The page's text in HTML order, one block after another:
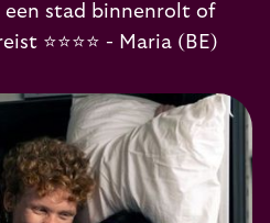
stad binnenrolt of
⭐️⭐️⭐️⭐️ - Maria (BE)